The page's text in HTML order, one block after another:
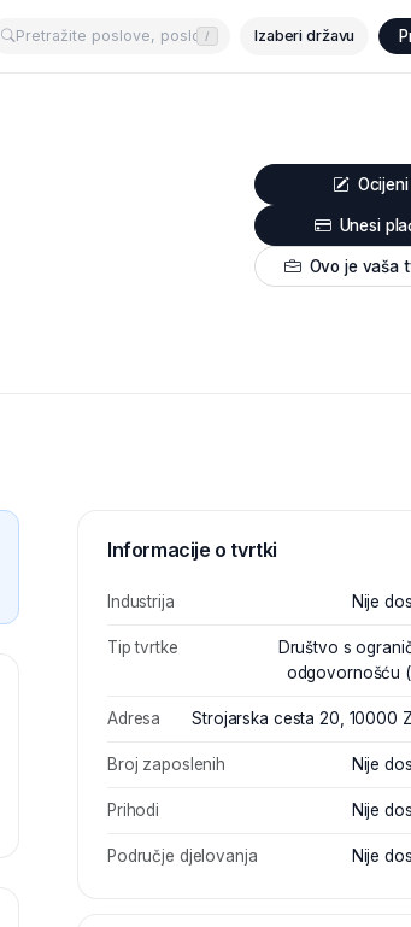
/ Izaberi državu
Ocijeni
Unesi
Ovo je vaša
Informacije o tvrtki
Industrija Nije
Tip tvrtke
Društvo s
odgovornošću
Adresa Strojarska cesta 20, 10000
Broj zaposlenih Nije
Prihodi Nije
Područje djelovanja Nije